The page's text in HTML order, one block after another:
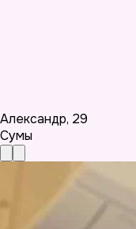
Александр, 29
Сумы